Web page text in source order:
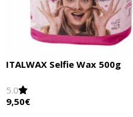
ITALWAX Selfie Wax 500g
5.0
9,50€